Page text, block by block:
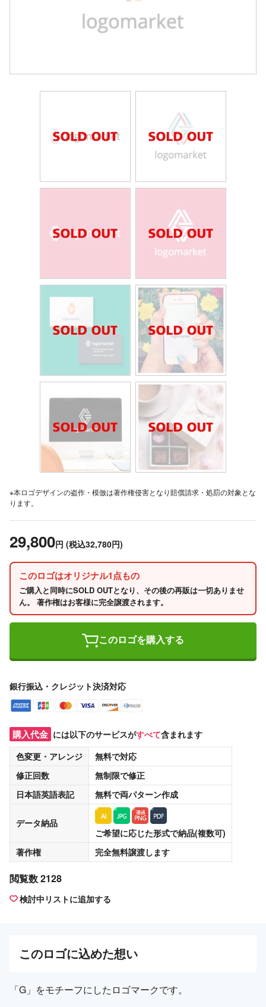
※本ロゴデザインの盗作・模倣は著作権侵害となり賠償請求・処罰の対象とな
ります。
29,800円 (税込32,780円)
このロゴはオリジナル1点もの
ご購入と同時にSOLD OUTとなり、その後の再販は一切ありませ
ん。 著作権はお客様に完全譲渡されます。
このロゴを購入する
銀行振込・クレジット決済対応
購入代金 には以下のサービスがすべて含まれます
色変更・アレンジ
無料で対応
修正回数
無制限で修正
日本語英語表記
無料で両パターン作成
データ納品
ご希望に応じた形式で納品(複数可)
著作権
完全無料譲渡します
閲覧数 2128
検討中リストに追加する
このロゴに込めた想い
「G」をモチーフにしたロゴマークです。